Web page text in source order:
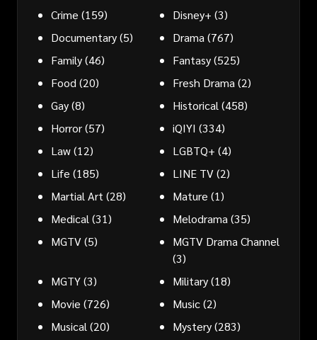
Crime (159) Disney+ (3)
Documentary(5) Drama (767)
Family(46) Fantasy(525)
Food (20) Fresh Drama (2)
Gay(8) Historical (458)
Horror(57) iQIYI (334)
Law(12) LGBTQ+ (4)
Life (185) LINE TV(2)
Martial Art (28) Mature (1)
Medical (31) Melodrama (35)
MGTV(5)
MGTV Drama Channel
(3)
MGTY(3) Military(18)
Movie (726) Music(2)
Musical (20) Mystery(283)